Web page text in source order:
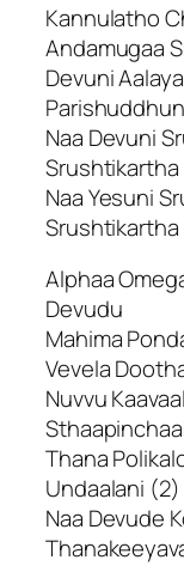
Kannulatho
Andamugaa
Devuni
Naa Devuni
Srushtikartha
Naa Yesuni
Srushtikartha
Alphaa
Devudu
Mahima
Vevela
Nuvvu
Thana
Undaalani (2)
Naa Devude